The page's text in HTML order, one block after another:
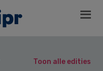
Toon alle edities